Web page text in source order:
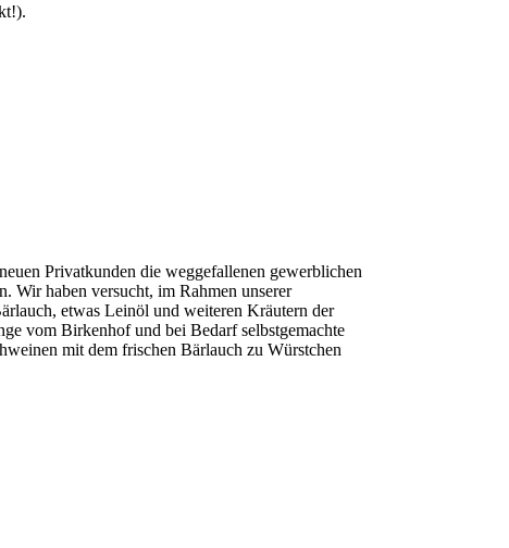
Privatkunden die weggefallenen gewerblichen
Wir haben versucht, im Rahmen unserer
etwas Leinöl und weiteren Kräutern der
vom Birkenhof und bei Bedarf selbstgemachte
mit dem frischen Bärlauch zu Würstchen